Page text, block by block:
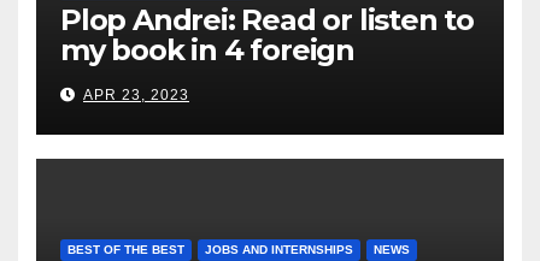
Plop Andrei: Read or listen to
my book in 4 foreign
languages
APR 23, 2023
BEST OF THE BEST JOBS AND INTERNSHIPS NEWS